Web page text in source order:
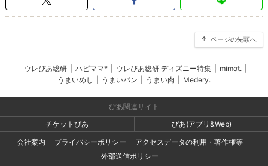
ページの先頭へ
ウレぴあ総研 ハピママ* ウレぴあ総研 ディズニー特集 mimot.
うまいめし
うまいパン うまい肉 Medery.
ぴあ関連サイト
チケットぴあ
ぴあ(アプリ&Web)
会社案内
プライバシーポリシー
アクセスデータの利用・著作権等
外部送信ポリシー